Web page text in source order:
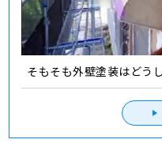
そもそも外壁塗装はどう